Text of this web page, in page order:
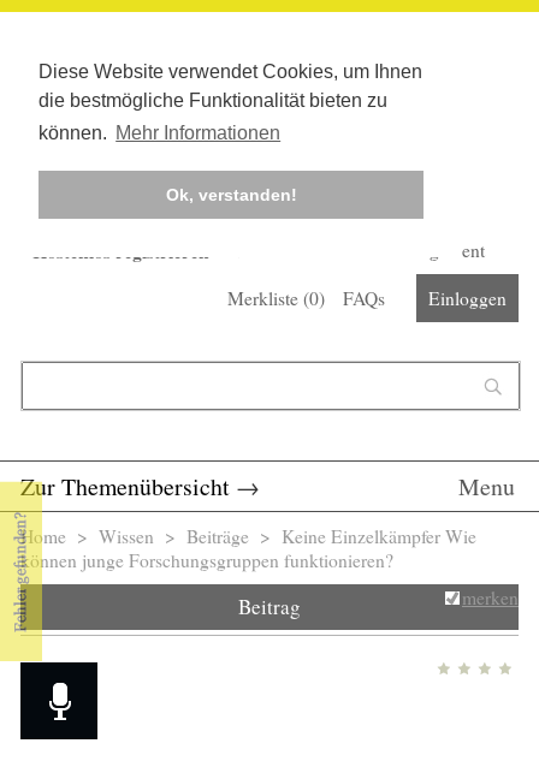
Diese Website verwendet Cookies, um Ihnen
die bestmögliche Funktionalität bieten zu
können. Mehr Informationen
Ok, verstanden!
Kostenlos registrieren
Corona-Management
Merkliste (0) FAQs Einloggen
Zur Themenübersicht → Menu
Sie sind hier
Home > Wissen > Beiträge > Keine Einzelkämpfer Wie
können junge Forschungsgruppen funktionieren?
Beitrag merken